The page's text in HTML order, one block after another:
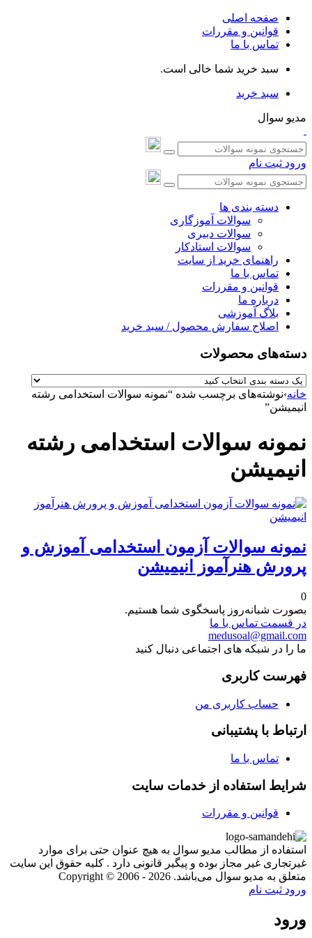
صفحه اصلی
قوانین و مقررات
تماس با ما
سبد خرید شما خالی است.
سبد خرید
مدیو سوال
ورود ثبت نام
دسته بندی ها
سوالات آموزگاری
سوالات دبیری
سوالات استادکار
راهنمای خرید از سایت
تماس با ما
قوانین و مقررات
درباره ما
بلاگ آموزشی
اصلاح سفارش محصول / سبد خرید
دسته‌های محصولات
خانه›نوشته‌های برچسب شده “نمونه سوالات استخدامی رشته
انیمیشن”
نمونه سوالات استخدامی رشته
انیمیشن
نمونه سوالات آزمون استخدامی آموزش و
پرورش هنرآموز انیمیشن
0
بصورت شبانه‌روز پاسخگوی شما هستیم.
در قسمت تماس با ما
medusoal@gmail.com
ما را در شبکه های اجتماعی دنبال کنید
فهرست کاربری
حساب کاربری من
ارتباط با پشتیبانی
تماس با ما
شرایط استفاده از خدمات سایت
قوانین و مقررات
استفاده از مطالب مدیو سوال به هیچ عنوان حتی برای موارد
غیرتجاری غیر مجاز بوده و پیگیر قانونی دارد . کلیه حقوق این سایت
متعلق به مدیو سوال می‌باشد. Copyright © 2006 - 2026
ورود ثبت نام
ورود